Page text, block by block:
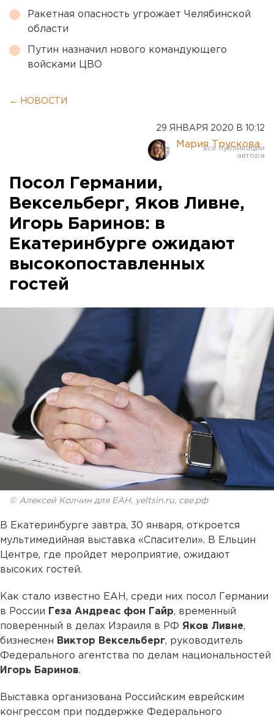
Ракетная опасность угрожает Челябинской
области
Путин назначил нового командующего
войсками ЦВО
← НОВОСТИ
29 ЯНВАРЯ 2020 В 10:12
Мария Трускова
Посол Германии,
Вексельберг, Яков Ливне,
Игорь Баринов: в
Екатеринбурге ожидают
высокопоставленных
гостей
© Алексей Колчин для ЕАН, yeltsin.ru, све.рф
В Екатеринбурге завтра, 30 января, откроется
мультимедийная выставка «Спасители». В Ельцин
Центре, где пройдет мероприятие, ожидают
высоких гостей.
Как стало известно ЕАН, среди них посол Германии
в России
Геза Андреас фон Гайр, временный
поверенный в делах Израиля в РФ Яков Ливне,
бизнесмен Виктор Вексельберг, руководитель
Федерального агентства по делам национальностей
Игорь Баринов.
Выставка организована Российским еврейским
конгрессом при поддержке Федерального